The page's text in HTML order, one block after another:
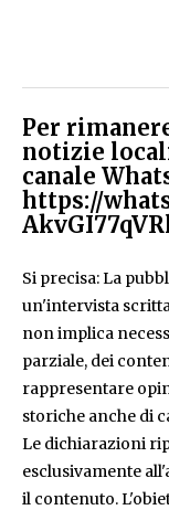
Per
notizie
canale
https://
Si precisa: La
un'intervista
non implica
parziale, dei
rappresentare
storiche anche di
Le dichiarazioni
esclusivamente
il contenuto.